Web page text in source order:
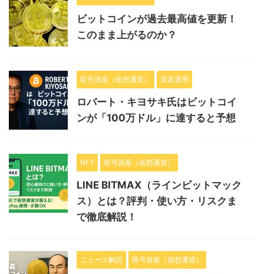
ビットコインが過去最高値を更新！
このまま上がるのか？
暗号資産（仮想通貨） 資産運用
ロバート・キヨサキ氏はビットコイ
ンが「100万ドル」に達すると予想
NFT 暗号資産（仮想通貨）
LINE BITMAX（ラインビットマック
ス）とは？評判・使い方・リスクま
で徹底解説！
ニュース解説 暗号資産（仮想通貨）